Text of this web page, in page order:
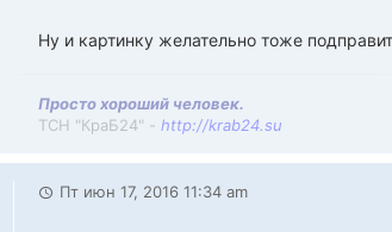
Ну и картинку желательно тоже
Просто хороший человек.
ТСН "КраБ24" - http://krab24.su
Пт июн 17, 2016 11:34 am